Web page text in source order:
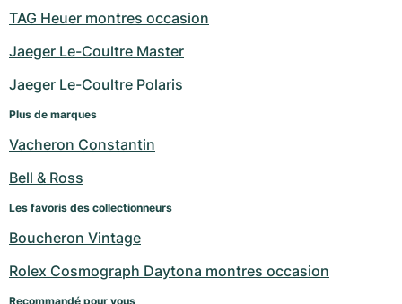
TAG Heuer montres occasion
Jaeger Le-Coultre Master
Jaeger Le-Coultre Polaris
Plus de marques
Vacheron Constantin
Bell & Ross
Les favoris des collectionneurs
Boucheron Vintage
Rolex Cosmograph Daytona montres occasion
Recommandé pour vous